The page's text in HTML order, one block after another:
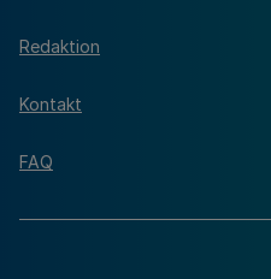
Redaktion
Kontakt
FAQ